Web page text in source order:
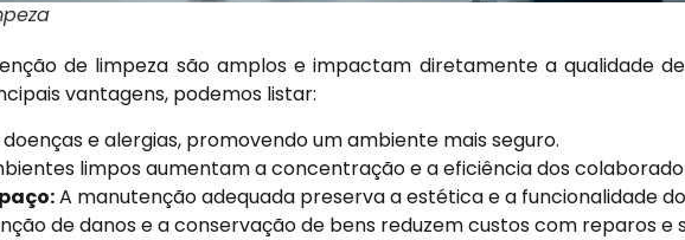
de limpeza são amplos e impactam diretamente a qualidade
vantagens, podemos listar:
doenças e alergias, promovendo um ambiente mais seguro.
limpos aumentam a concentração e a eficiência dos
A manutenção adequada preserva a estética e a funcionalidade
de danos e a conservação de bens reduzem custos com reparos e